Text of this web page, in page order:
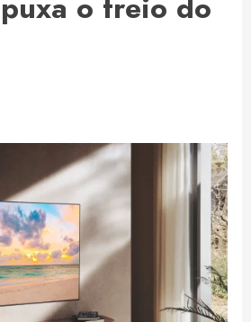
o freio do